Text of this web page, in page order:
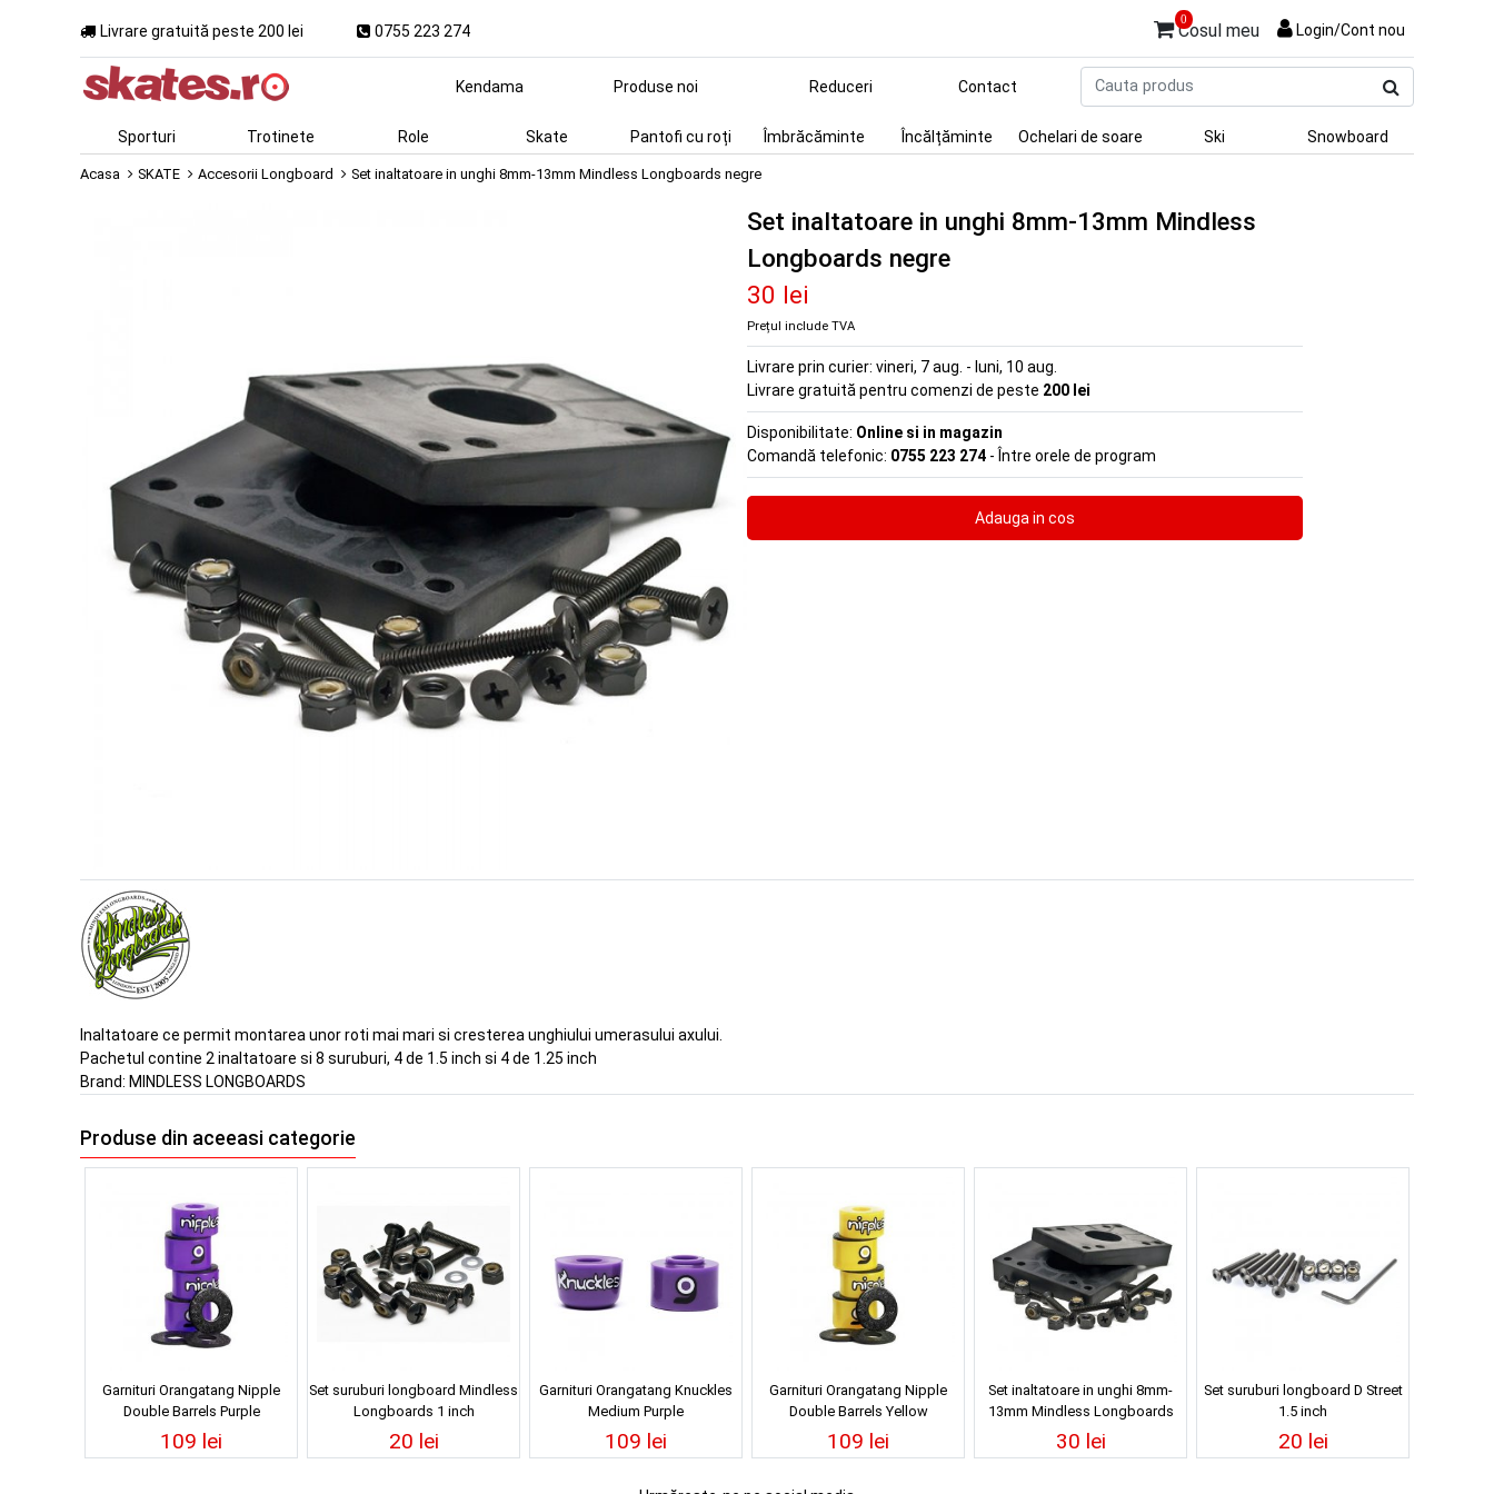
Livrare gratuită peste 200 lei 0755 223 274
0
Cosul meu Login/Cont nou
produs
Kendama Produse noi Reduceri Contact
Sporturi Trotinete Role Skate Pantofi cu roți Îmbrăcăminte Încălțăminte Ochelari de soare Ski Snowboard
Acasa SKATE Accesorii Longboard Set inaltatoare in unghi 8mm-13mm Mindless Longboards negre
Set inaltatoare in unghi 8mm-13mm Mindless
Longboards negre
30 lei
Prețul include TVA
Livrare prin curier: vineri, 7 aug. - luni, 10 aug.
Livrare gratuită pentru comenzi de peste 200 lei
Disponibilitate: Online si in magazin
Comandă telefonic: 0755 223 274 - Între orele de program
Inaltatoare ce permit montarea unor roti mai mari si cresterea unghiului umerasului axului.
Pachetul contine 2 inaltatoare si 8 suruburi, 4 de 1.5 inch si 4 de 1.25 inch
Brand: MINDLESS LONGBOARDS
Produse din aceeasi categorie
Garnituri Orangatang Nipple
Double Barrels Purple
109 lei
Set suruburi longboard Mindless
Longboards 1 inch
20 lei
Garnituri Orangatang Knuckles
Medium Purple
109 lei
Garnituri Orangatang Nipple
Double Barrels Yellow
109 lei
Set inaltatoare in unghi 8mm-
13mm Mindless Longboards
negre
30 lei
Set suruburi longboard D Street
1.5 inch
20 lei